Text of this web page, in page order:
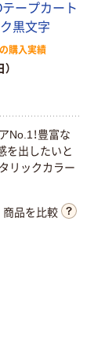
ープカート
黒文字
購入実績
No.1！豊富な
を出したいと
リックカラー
商品を比較